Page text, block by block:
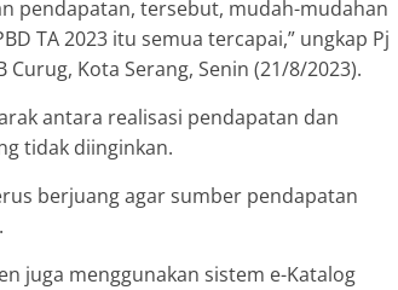
pendapatan, tersebut, mudah-mudahan
TA 2023 itu semua tercapai,” ungkap Pj
Kota Serang, Senin (21/8/2023).
antara realisasi pendapatan dan
tidak diinginkan.
berjuang agar sumber pendapatan
juga menggunakan sistem e-Katalog